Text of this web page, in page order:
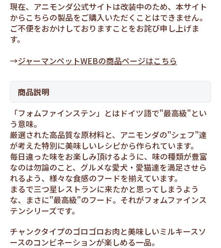
現在、アニモンダ公式サイトは改装中のため、本サイト
からこちらの製品をご購入いただくことはできません。
ご不便をおかけしておりますことをお詫び申し上げま
す。
→ジャーマンペットWEBの商品ページはこちら
商品説明
「フォムファインステン」とはドイツ語で"最高級"とい
う意味。
厳選された高品質な原材料と、アニモンダの"シェフ"達
が考えた特別に美味しいレシピから作られています。
毎日違った味をお楽しみ頂けるように、味の種類が豊富
なのは勿論のこと、グルメな愛犬・愛猫達を満足させら
れるよう、様々な食感のフードを揃えています。
まるで三つ星レストランに来たかと思ってしまうよう
な、まさに"最高級"のフード。それがフォムファインス
テンシリーズです。
チャンクタイプのゴロゴロお肉と美味しいミルキースソ
ースのコンビネーションが楽しめる一品。